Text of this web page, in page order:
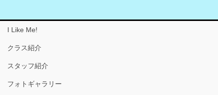
I Like Me!
クラス紹介
スタッフ紹介
フォトギャラリー